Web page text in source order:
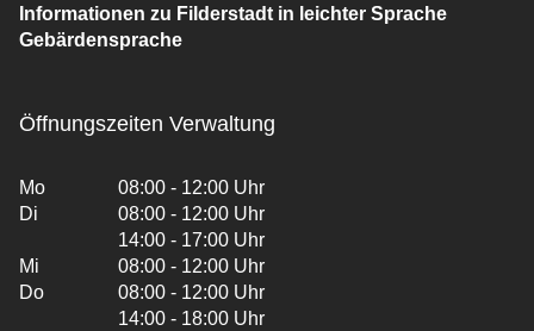
Informationen zu Filderstadt in leichter Sprache
Gebärdensprache
Öffnungszeiten Verwaltung
Mo
08:00 - 12:00 Uhr
Di
08:00 - 12:00 Uhr
14:00 - 17:00 Uhr
Mi
08:00 - 12:00 Uhr
Do
08:00 - 12:00 Uhr
14:00 - 18:00 Uhr